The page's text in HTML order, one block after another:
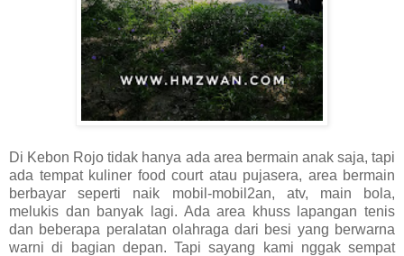
Di Kebon Rojo tidak hanya ada area bermain anak saja, tapi
ada tempat kuliner food court atau pujasera, area bermain
berbayar seperti naik mobil-mobil2an, atv, main bola,
melukis dan banyak lagi. Ada area khuss lapangan tenis
dan beberapa peralatan olahraga dari besi yang berwarna
warni di bagian depan. Tapi sayang kami nggak sempat